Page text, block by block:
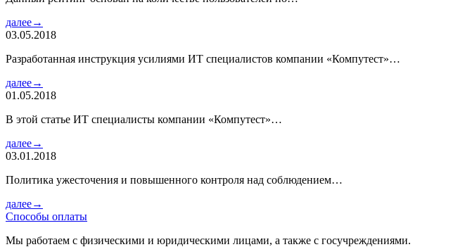
далее→
03.05.2018
Разработанная инструкция усилиями ИТ специалистов компании «Компутест»…
далее→
01.05.2018
В этой статье ИТ специалисты компании «Компутест»…
далее→
03.01.2018
Политика ужесточения и повышенного контроля над соблюдением…
далее→
Способы оплаты
Мы работаем с физическими и юридическими лицами, а также с госучреждениями.